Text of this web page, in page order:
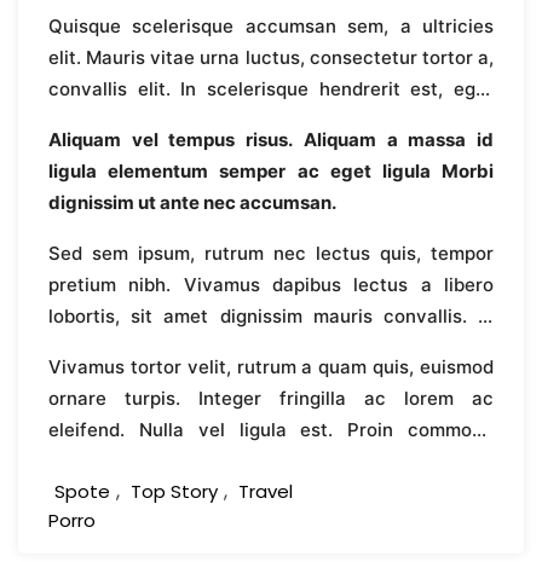
Quisque scelerisque accumsan sem, a ultricies
elit. Mauris vitae urna luctus, consectetur tortor a,
convallis elit. In scelerisque hendrerit est, eget
risus, finibus quis risus non, venenatis semper
tortor. Morbi at dui non nisl blandit elementum.
Pellentesque eleifend nulla nibh, at posuere neque
ornare eu. Nam ultricies, nisi vitae dictum pretium,
ligula ex efficitur sem, id commodo augue urna
malesuada orci.
Aliquam vel tempus risus. Aliquam a massa id
ligula elementum semper ac eget ligula Morbi
dignissim ut ante nec accumsan.
Sed sem ipsum, rutrum nec lectus quis, tempor
pretium nibh. Vivamus dapibus lectus a libero
lobortis, sit amet dignissim mauris convallis. In
tincidunt malesuada enim auctor. Etiam eget est
mollis, fringilla arcu blandit, semper tellus. Nam
congue arcu a nunc rhoncus, vel cursus risus
magnis dis parturient montes, nascetur ridiculus
Vivamus tortor velit, rutrum a quam quis, euismod
ornare turpis. Integer fringilla ac lorem ac
eleifend. Nulla vel ligula est. Proin commodo
at porta dolor. Praesent faucibus lacus nec lectus
ultrices vehicula non vitae sapien. Suspendisse ut
Spote , Top Story , Travel
Porro